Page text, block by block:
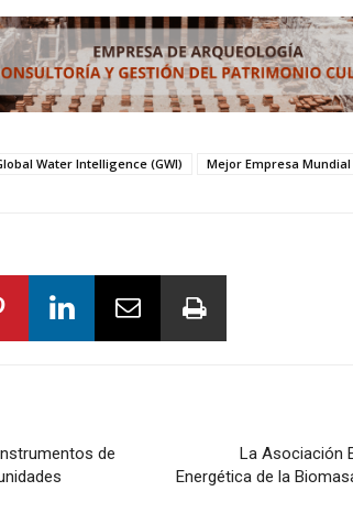
Water Intelligence (GWI) Mejor Empresa Mundial
de
La Asociación
Energética de la